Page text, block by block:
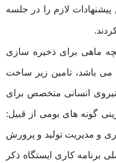
لازم را در جلسه
ماهی برای ذخیره سازی
می باشد، تامین زیر ساخت
نیروی انسانی متخصص برای
گونه های بومی از قبیل:
و مديريت توليد و پرورش
برنامه کاری ایستگاه ذکر